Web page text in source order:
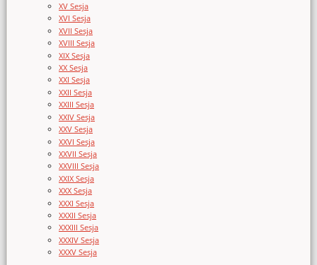
XV Sesja
XVI Sesja
XVII Sesja
XVIII Sesja
XIX Sesja
XX Sesja
XXI Sesja
XXII Sesja
XXIII Sesja
XXIV Sesja
XXV Sesja
XXVI Sesja
XXVII Sesja
XXVIII Sesja
XXIX Sesja
XXX Sesja
XXXI Sesja
XXXII Sesja
XXXIII Sesja
XXXIV Sesja
XXXV Sesja